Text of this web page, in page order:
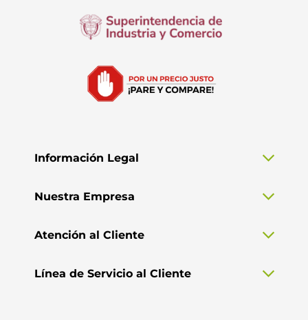
Información Legal
Nuestra Empresa
Atención al Cliente
Línea de Servicio al Cliente